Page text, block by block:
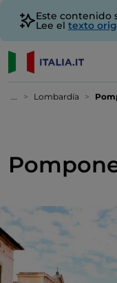
Este contenido
Lee el texto
... Lombardía